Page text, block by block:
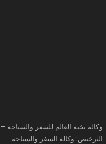
الترخيص: وكالة السفر والسياحة